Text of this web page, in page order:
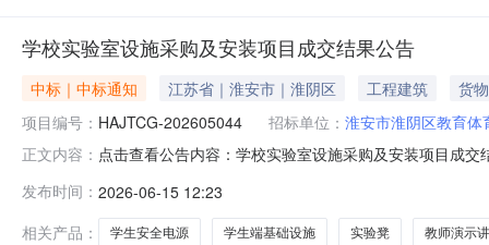
学校实验室设施采购及安装项目成交结果公告
中标｜中标通知 江苏省｜淮安市｜淮阴区 工程建筑
货物
项目编号： HAJTCG-202605044 招标单位： 淮安市淮阴区教育体
正文内容： 点击查看公告内容：学校实验室设施采购及安装项目成交
发布时间： 2026-06-15 12:23
相关产品：
学生安全电源 学生端基础设施 实验凳 教师演示